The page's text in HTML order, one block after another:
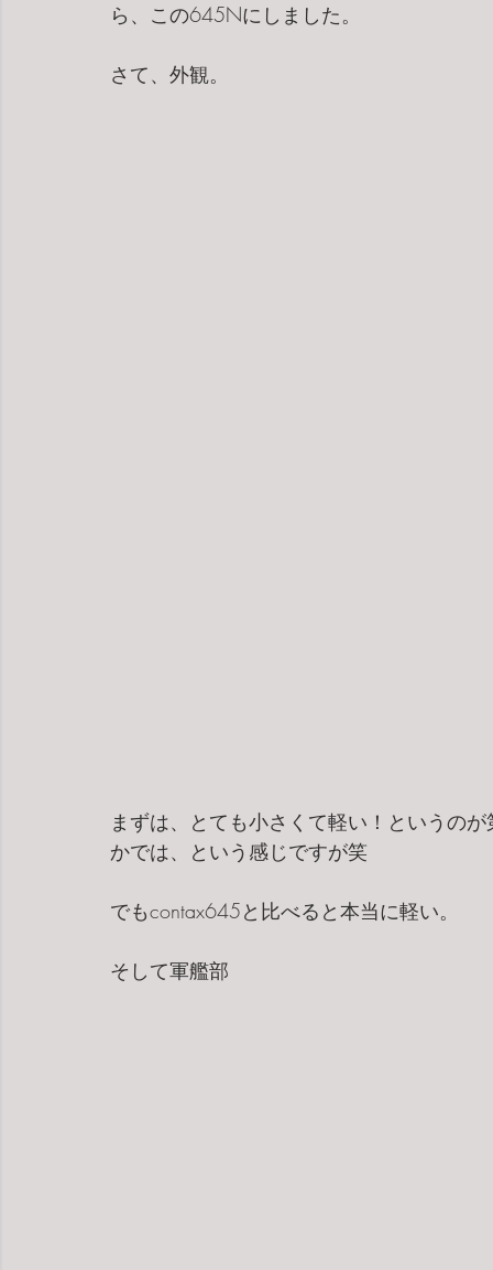
ら、この645Nにしました。
さて、外観。
まずは、とても小さくて軽い！というの
かでは、という感じですが笑
でもcontax645と比べると本当に軽い。
そして軍艦部